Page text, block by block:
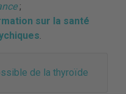
;
sur la santé
.
de la thyroïde